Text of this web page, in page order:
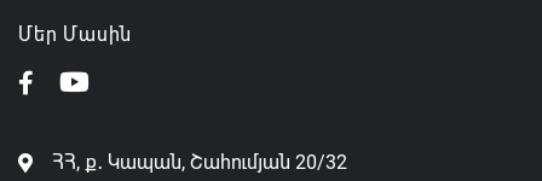
Մեր Մասին
ՀՀ, ք․ Կապան, Շահումյան 20/32